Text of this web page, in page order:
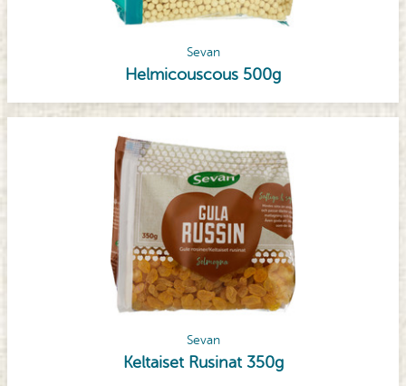
Sevan
Helmicouscous 500g
Sevan
Keltaiset Rusinat 350g